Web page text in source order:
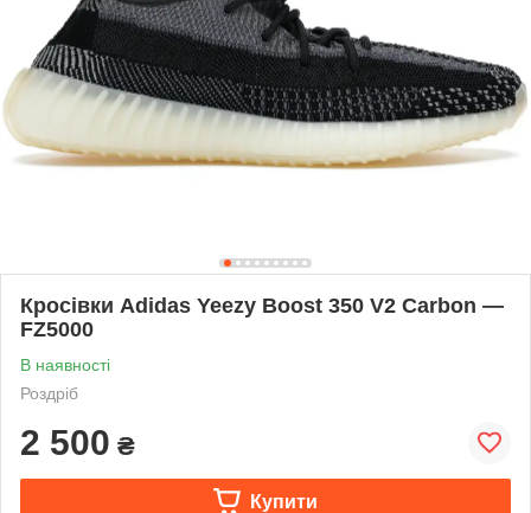
Кросівки Adidas Yeezy Boost 350 V2 Carbon —
FZ5000
В наявності
Роздріб
2 500 ₴
Купити